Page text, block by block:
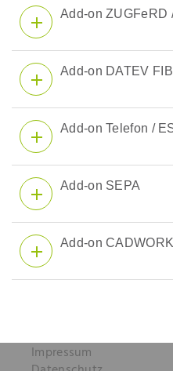
Add-on ZUGFeRD
Add-on DATEV
Add-on Telefon /
Add-on SEPA
Add-on CADWORK
Impressum